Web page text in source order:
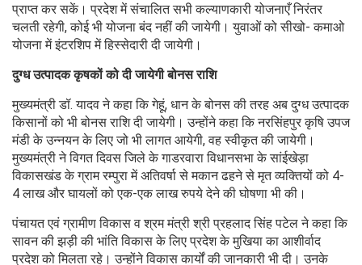
प्राप्त कर सकें। प्रदेश में संचालित सभी कल्याणकारी योजनाएँ निरंतर
चलती रहेगी, कोई भी योजना बंद नहीं की जायेगी। युवाओं को सीखो- कमाओ
योजना में इंटरशिप में हिस्सेदारी दी जायेगी।
दुग्ध उत्पादक कृषकों को दी जायेगी बोनस राशि
मुख्यमंत्री डॉ. यादव ने कहा कि गेहूं, धान के बोनस की तरह अब दुग्ध उत्पादक
किसानों को भी बोनस राशि दी जायेगी। उन्होंने कहा कि नरसिंहपुर कृषि उपज
मंडी के उन्नयन के लिए जो भी लागत आयेगी, वह स्वीकृत की जायेगी।
मुख्यमंत्री ने विगत दिवस जिले के गाडरवारा विधानसभा के सांईखेड़ा
विकासखंड के ग्राम रम्पुरा में अतिवर्षा से मकान ढहने से मृत व्यक्तियों को 4-
4 लाख और घायलों को एक-एक लाख रुपये देने की घोषणा भी की।
पंचायत एवं ग्रामीण विकास व श्रम मंत्री श्री प्रहलाद सिंह पटेल ने कहा कि
सावन की झड़ी की भांति विकास के लिए प्रदेश के मुखिया का आशीर्वाद
प्रदेश को मिलता रहे। उन्होंने विकास कार्यों की जानकारी भी दी। उनके